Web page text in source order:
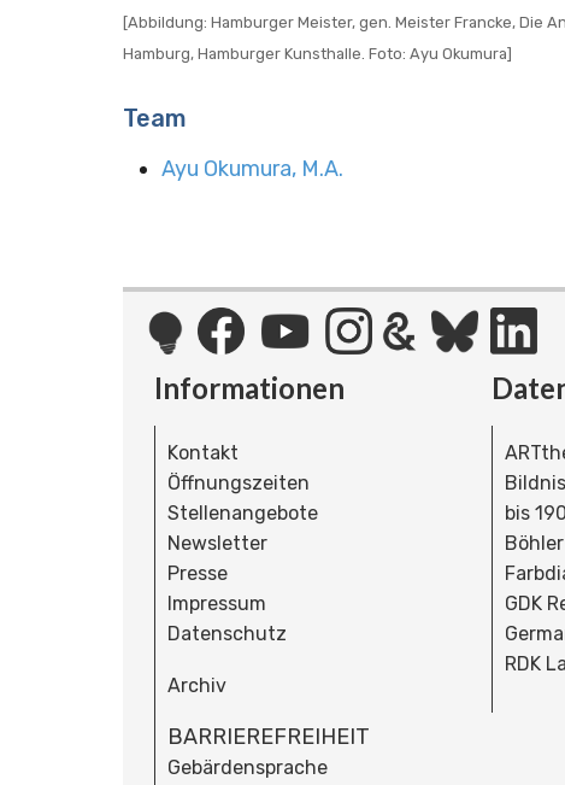
[Abbildung: Hamburger Meister, gen. Meister Francke, Die
Hamburg, Hamburger Kunsthalle. Foto: Ayu Okumura]
Team
Ayu Okumura, M.A.
Informationen
Kontakt
Öffnungszeiten
Stellenangebote
Newsletter
Presse
Impressum
Datenschutz
Archiv
BARRIEREFREIHEIT
Gebärdensprache
bis
GDK
RDK